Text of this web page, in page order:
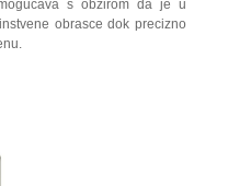
s obzirom da je u
obrasce dok precizno